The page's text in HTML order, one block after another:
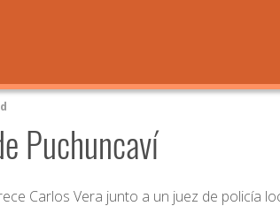
Puchuncaví
Carlos Vera junto a un juez de policía